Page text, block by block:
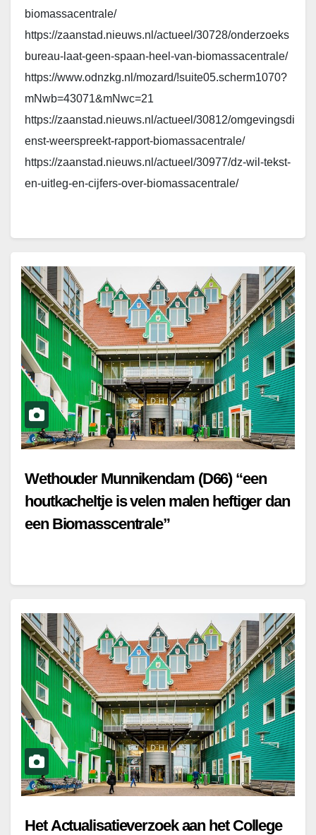
biomassacentrale/
https://zaanstad.nieuws.nl/actueel/30728/onderzoeks
bureau-laat-geen-spaan-heel-van-biomassacentrale/
https://www.odnzkg.nl/mozard/!suite05.scherm1070?
mNwb=43071&mNwc=21
https://zaanstad.nieuws.nl/actueel/30812/omgevingsdi
enst-weerspreekt-rapport-biomassacentrale/
https://zaanstad.nieuws.nl/actueel/30977/dz-wil-tekst-
en-uitleg-en-cijfers-over-biomassacentrale/
Wethouder Munnikendam (D66) “een
houtkacheltje is velen malen heftiger dan
een Biomasscentrale”
Het Actualisatieverzoek aan het College